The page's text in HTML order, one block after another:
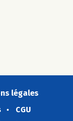
légales
CGU